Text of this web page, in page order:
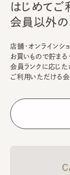
はじめてご
会員以外
店舗・オンラインシ
お買いもので貯まる
会員ランクに応じた
ご利用いただける会